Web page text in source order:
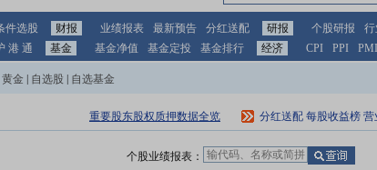
件选股 财报 业绩报表 最新预告 分红送配 研报 个股研报 行
港 通 基金 基金净值 基金定投 基金排行 经济 CPI PPI PMI
黄金 自选股 自选基金
重要股东股权质押数据全览 分红送配 每股收益榜 营
个股业绩报表：